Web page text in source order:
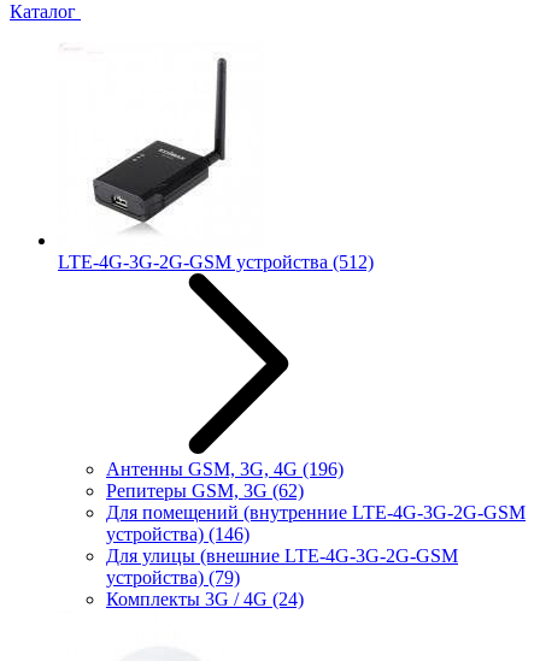
Каталог
LTE-4G-3G-2G-GSM устройства (512)
Антенны GSM, 3G, 4G (196)
Репитеры GSM, 3G (62)
Для помещений (внутренние LTE-4G-3G-2G-GSM
устройства) (146)
Для улицы (внешние LTE-4G-3G-2G-GSM
устройства) (79)
Комплекты 3G / 4G (24)